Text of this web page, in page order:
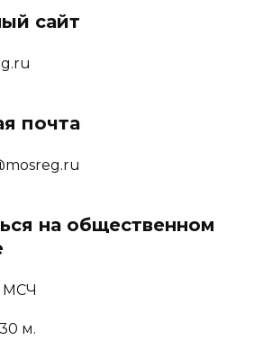
сайт
почта
на общественном
МСЧ
м.